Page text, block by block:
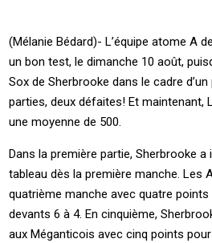
(Mélanie Bédard)- L’équipe atome A
un bon test, le dimanche 10 août,
Sox de Sherbrooke dans le cadre
parties, deux défaites! Et maintenant,
une moyenne de 500.
Dans la première partie, Sherbrooke
tableau dès la première manche. Les
quatrième manche avec quatre
devants 6 à 4. En cinquième,
aux Méganticois avec cinq points